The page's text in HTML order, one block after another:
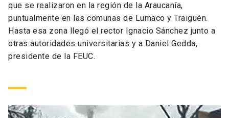
Personal
Alumni launch
Vecinos
Mi Cuenta UC launch
Correo UC launch
Mi Portal UC launch
que se realizaron en la región de la Araucanía,
puntualmente en las comunas de Lumaco y Traiguén.
Hasta esa zona llegó el rector Ignacio Sánchez junto a
otras autoridades universitarias y a Daniel Gedda,
presidente de la FEUC.